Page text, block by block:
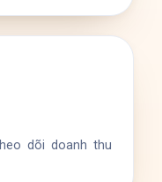
dõi doanh thu